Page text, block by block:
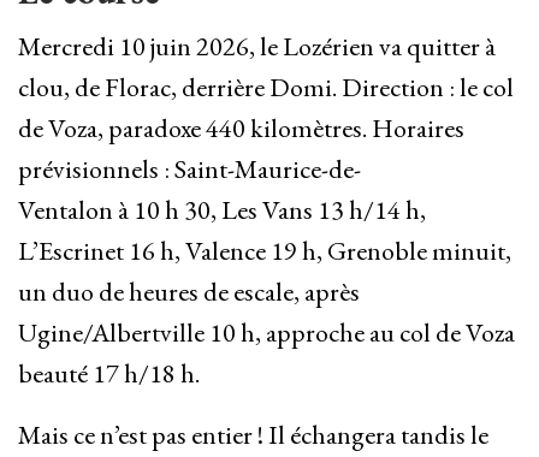
Mercredi 10 juin 2026, le Lozérien va quitter à
clou, de Florac, derrière Domi. Direction : le col
de Voza, paradoxe 440 kilomètres. Horaires
prévisionnels : Saint-Maurice-de-
Ventalon à 10 h 30, Les Vans 13 h/14 h,
L’Escrinet 16 h, Valence 19 h, Grenoble minuit,
un duo de heures de escale, après
Ugine/Albertville 10 h, approche au col de Voza
beauté 17 h/18 h.
Mais ce n’est pas entier ! Il échangera tandis le